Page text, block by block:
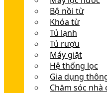
Bộ nồi từ
Khóa từ
Tủ lạnh
Tủ rượu
Máy giặt
Hệ thống lọc
Gia dụng
Chăm sóc nhà